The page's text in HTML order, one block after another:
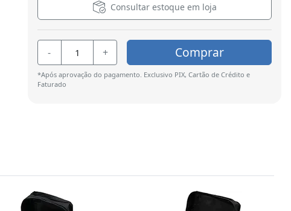
Consultar estoque em loja
- + Comprar
*Após aprovação do pagamento. Exclusivo PIX, Cartão de Crédito e
Faturado